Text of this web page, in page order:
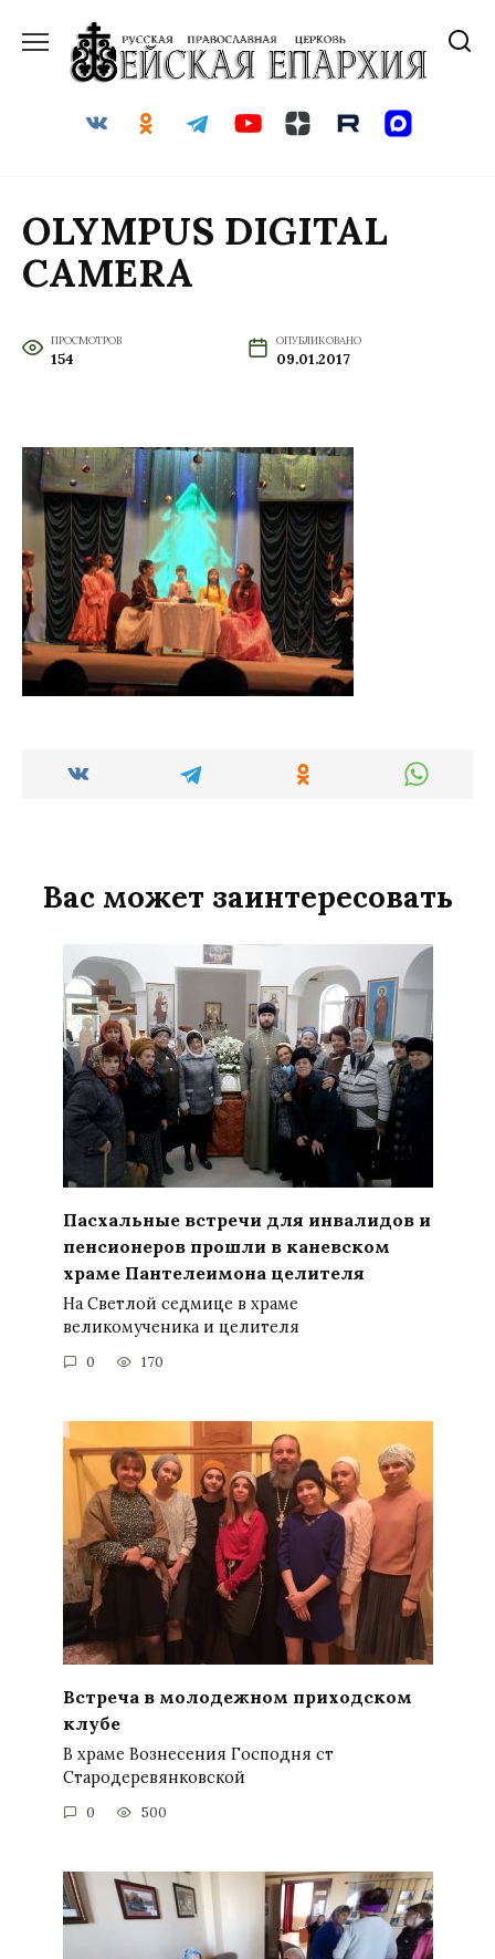
содержанию
OLYMPUS DIGITAL
CAMERA
ПРОСМОТРОВ
154
ОПУБЛИКОВАНО
09.01.2017
Вас может заинтересовать
Пасхальные встречи для инвалидов и
пенсионеров прошли в каневском
храме Пантелеимона целителя
На Светлой седмице в храме
великомученика и целителя
0 170
Встреча в молодежном приходском
клубе
В храме Вознесения Господня ст
Стародеревянковской
0 500